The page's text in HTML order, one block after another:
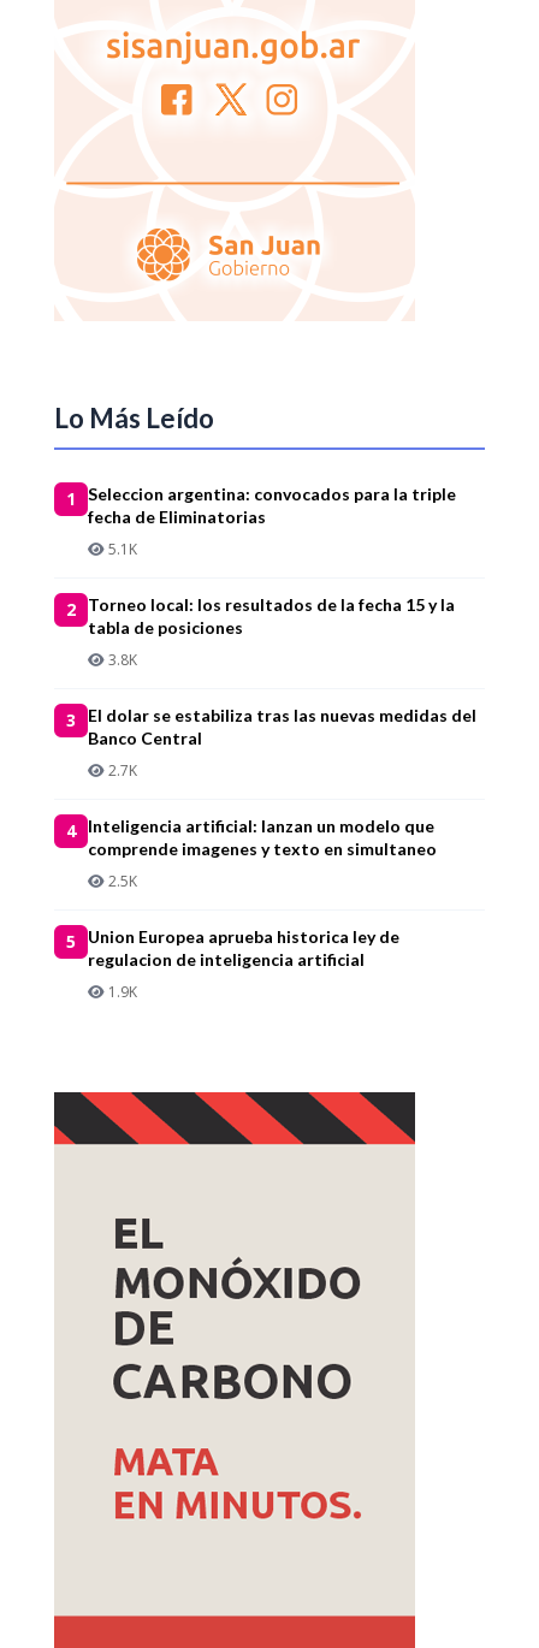
Lo Más Leído
1
Seleccion argentina: convocados para la triple
fecha de Eliminatorias
5.1K
2
Torneo local: los resultados de la fecha 15 y la
tabla de posiciones
3.8K
3
El dolar se estabiliza tras las nuevas medidas del
Banco Central
2.7K
4
Inteligencia artificial: lanzan un modelo que
comprende imagenes y texto en simultaneo
2.5K
5
Union Europea aprueba historica ley de
regulacion de inteligencia artificial
1.9K